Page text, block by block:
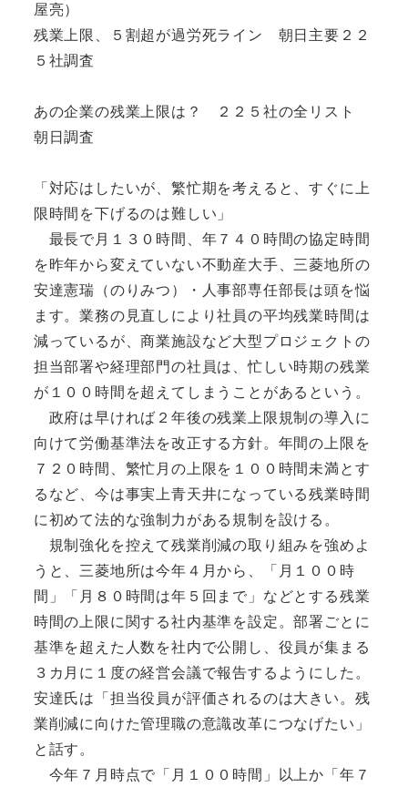
屋亮）
残業上限、５割超が過労死ライン 朝日主要２２
５社調査
あの企業の残業上限は？ ２２５社の全リスト
朝日調査
「対応はしたいが、繁忙期を考えると、すぐに上
限時間を下げるのは難しい」
最長で月１３０時間、年７４０時間の協定時間
を昨年から変えていない不動産大手、三菱地所の
安達憲瑞（のりみつ）・人事部専任部長は頭を悩
ます。業務の見直しにより社員の平均残業時間は
減っているが、商業施設など大型プロジェクトの
担当部署や経理部門の社員は、忙しい時期の残業
が１００時間を超えてしまうことがあるという。
政府は早ければ２年後の残業上限規制の導入に
向けて労働基準法を改正する方針。年間の上限を
７２０時間、繁忙月の上限を１００時間未満とす
るなど、今は事実上青天井になっている残業時間
に初めて法的な強制力がある規制を設ける。
規制強化を控えて残業削減の取り組みを強めよ
うと、三菱地所は今年４月から、「月１００時
間」「月８０時間は年５回まで」などとする残業
時間の上限に関する社内基準を設定。部署ごとに
基準を超えた人数を社内で公開し、役員が集まる
３カ月に１度の経営会議で報告するようにした。
安達氏は「担当役員が評価されるのは大きい。残
業削減に向けた管理職の意識改革につなげたい」
と話す。
今年７月時点で「月１００時間」以上か「年７